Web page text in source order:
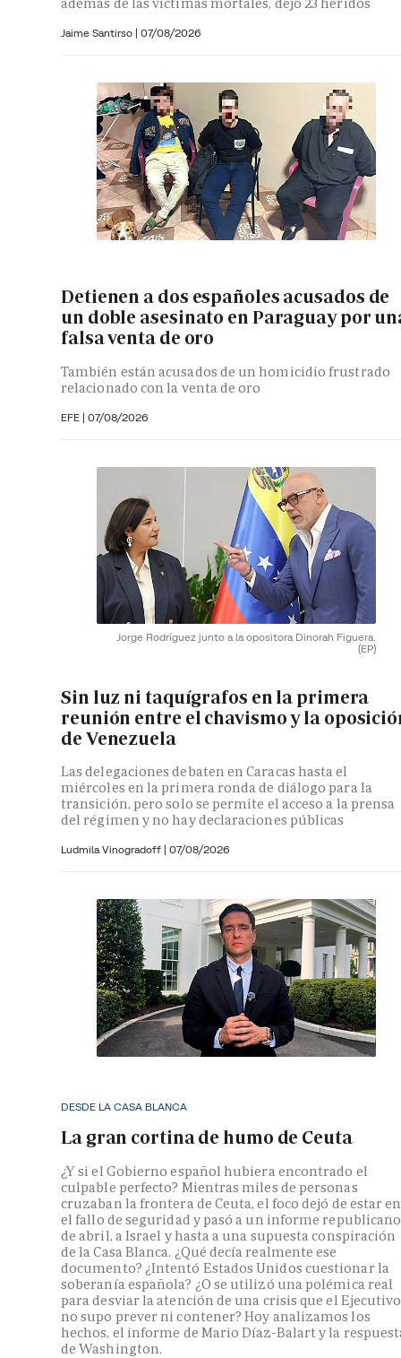
Jaime Santirso | 07/08/2026
Detienen a dos españoles acusados de
un doble asesinato en Paraguay por
falsa venta de oro
También están acusados de un homicidio frustrado
relacionado con la venta de oro
EFE | 07/08/2026
Jorge Rodríguez junto a la opositora Dinorah Figuera.
(EP)
Sin luz ni taquígrafos en la primera
reunión entre el chavismo y la
de Venezuela
Las delegaciones debaten en Caracas hasta el
miércoles en la primera ronda de diálogo para la
transición, pero solo se permite el acceso a la prensa
del régimen y no hay declaraciones públicas
Ludmila Vinogradoff | 07/08/2026
DESDE LA CASA BLANCA
La gran cortina de humo de Ceuta
¿Y si el Gobierno español hubiera encontrado el
culpable perfecto? Mientras miles de personas
cruzaban la frontera de Ceuta, el foco dejó de estar en
el fallo de seguridad y pasó a un informe republicano
de abril, a Israel y hasta a una supuesta conspiración
de la Casa Blanca. ¿Qué decía realmente ese
documento? ¿Intentó Estados Unidos cuestionar la
soberanía española? ¿O se utilizó una polémica real
para desviar la atención de una crisis que el Ejecutivo
no supo prever ni contener? Hoy analizamos los
hechos, el informe de Mario Díaz-Balart y la
de Washington.